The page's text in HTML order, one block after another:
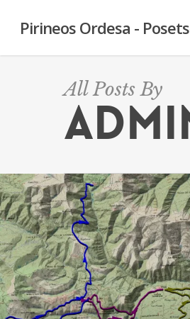
Pirineos Ordesa -
All Posts By